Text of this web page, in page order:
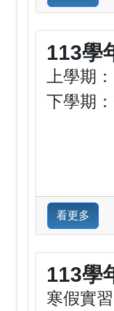
113學
上學期
下學期
看更多
113學
寒假實